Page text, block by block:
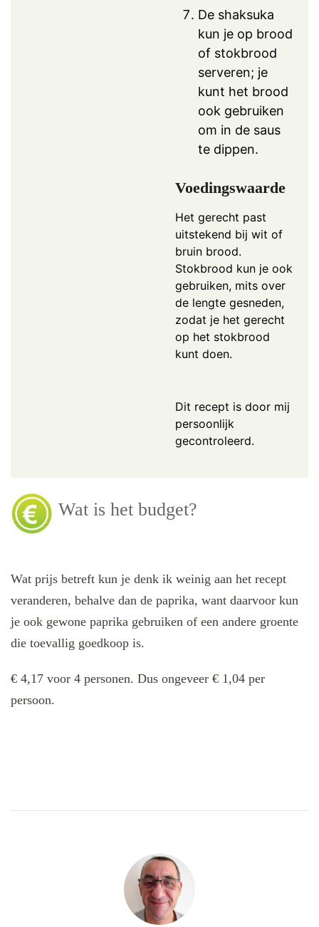
De shaksuka
kun je op brood
of stokbrood
serveren; je
kunt het brood
ook gebruiken
om in de saus
te dippen.
Voedingswaarde
Het gerecht past
uitstekend bij wit of
bruin brood.
Stokbrood kun je ook
gebruiken, mits over
de lengte gesneden,
zodat je het gerecht
op het stokbrood
kunt doen.
Dit recept is door mij
persoonlijk
gecontroleerd.
Wat is het budget?
Wat prijs betreft kun je denk ik weinig aan het recept
veranderen, behalve dan de paprika, want daarvoor kun
je ook gewone paprika gebruiken of een andere groente
die toevallig goedkoop is.
€ 4,17 voor 4 personen. Dus ongeveer € 1,04 per
persoon.